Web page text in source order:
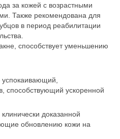
за кожей с возрастными
Также рекомендована для
в период реабилитации
способствует уменьшению
успокаивающий,
способствующий ускоренной
доказанной
обновлению кожи на